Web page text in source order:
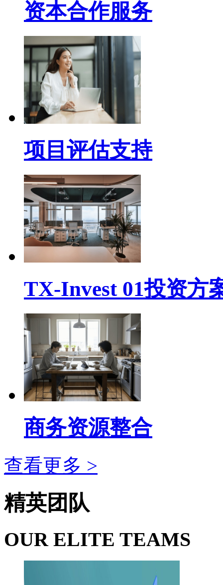
资本合作服务
项目评估支持
TX-Invest 01投资方
商务资源整合
查看更多 >
精英团队
OUR ELITE TEAMS